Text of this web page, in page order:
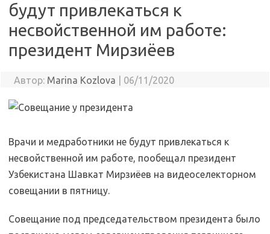
будут привлекаться к
несвойственной им работе:
президент Мирзиёев
Автор: Marina Kozlova 06/11/2020
Врачи и медработники не будут привлекаться к
несвойственной им работе, пообещал президент
Узбекистана Шавкат Мирзиёев на видеоселекторном
совещании в пятницу.
Совещание под председательством президента было